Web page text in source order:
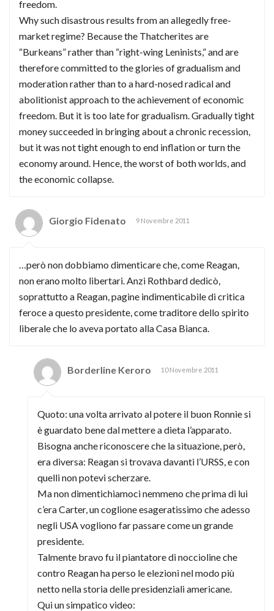
freedom.
Why such disastrous results from an allegedly free-
market regime? Because the Thatcherites are
“Burkeans” rather than “right-wing Leninists,” and are
therefore committed to the glories of gradualism and
moderation rather than to a hard-nosed radical and
abolitionist approach to the achievement of economic
freedom. But it is too late for gradualism. Gradually tight
money succeeded in bringing about a chronic recession,
but it was not tight enough to end inflation or turn the
economy around. Hence, the worst of both worlds, and
the economic collapse.
Giorgio Fidenato 9 Novembre 2011
…però non dobbiamo dimenticare che, come Reagan,
non erano molto libertari. Anzi Rothbard dedicò,
soprattutto a Reagan, pagine indimenticabile di critica
feroce a questo presidente, come traditore dello spirito
liberale che lo aveva portato alla Casa Bianca.
Borderline Keroro 10 Novembre 2011
Quoto: una volta arrivato al potere il buon Ronnie si
è guardato bene dal mettere a dieta l’apparato.
Bisogna anche riconoscere che la situazione, però,
era diversa: Reagan si trovava davanti l’URSS, e con
quelli non potevi scherzare.
Ma non dimentichiamoci nemmeno che prima di lui
c’era Carter, un coglione esageratissimo che adesso
negli USA vogliono far passare come un grande
presidente.
Talmente bravo fu il piantatore di noccioline che
contro Reagan ha perso le elezioni nel modo più
netto nella storia delle presidenziali americane.
Qui un simpatico video: